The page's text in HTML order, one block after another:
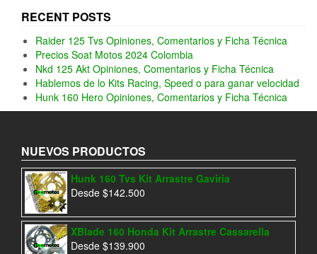
RECENT POSTS
Raider 125 Tvs Opiniones, Comentarios y Ficha Técnica
Precios Soat Motos 2024 Colombia
Nkd 125 Akt Opiniones, Comentarios y Ficha Técnica
Hablemos de lo Kits Racing, Speed o para ganar velocidad
Hunk 160 Hero Opiniones, Comentarios y Ficha Técnica
NUEVOS PRODUCTOS
Hunk 160 Tvs Kit Arrastre Gaviria
Desde $142.500
XBlade 160 Honda Kit Arrastre Cassarella
Desde $139.900